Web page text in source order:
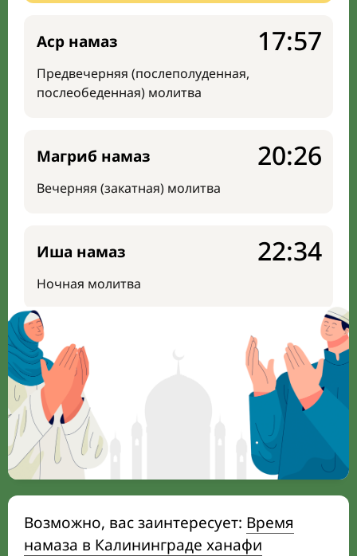
Аср намаз
Предвечерняя (послеполуденная,
послеобеденная) молитва
17:57
Магриб намаз
Вечерняя (закатная) молитва
20:26
Иша намаз
Ночная молитва
22:34
Возможно, вас заинтересует: Время
намаза в Калининграде ханафи